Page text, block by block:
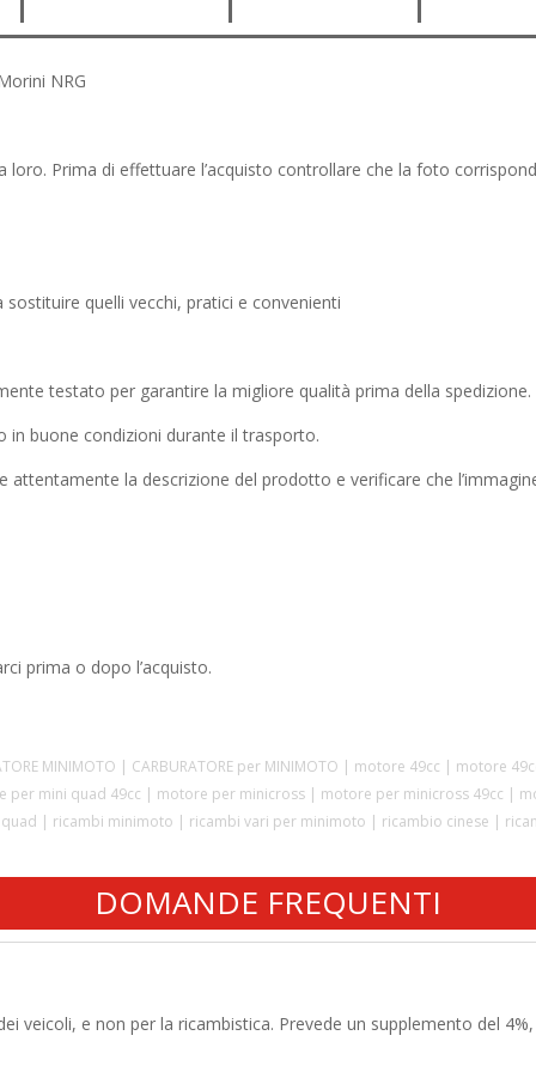
NRG
Prima di effettuare l’acquisto controllare che la foto
quelli vecchi, pratici e convenienti
testato per garantire la migliore qualità prima della spedizione.
in buone condizioni durante il trasporto.
la descrizione del prodotto e verificare che
prima o dopo l’acquisto.
MINIMOTO | CARBURATORE per MINIMOTO | motore 49cc |
mini quad 49cc | motore per minicross | motore per minicross 49cc |
| ricambi minimoto | ricambi vari per minimoto | ricambio cinese |
DOMANDE FREQUENTI
veicoli, e non per la ricambistica. Prevede un supplemento del